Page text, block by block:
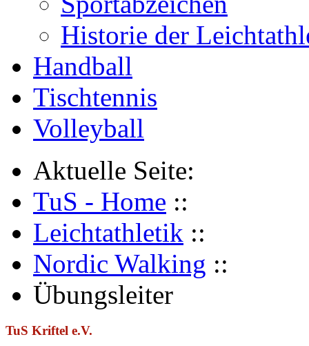
Historie der
Handball
Tischtennis
Volleyball
Aktuelle Seite:
TuS - Home ::
Leichtathletik ::
Nordic Walking ::
Übungsleiter
TuS Kriftel e.V.